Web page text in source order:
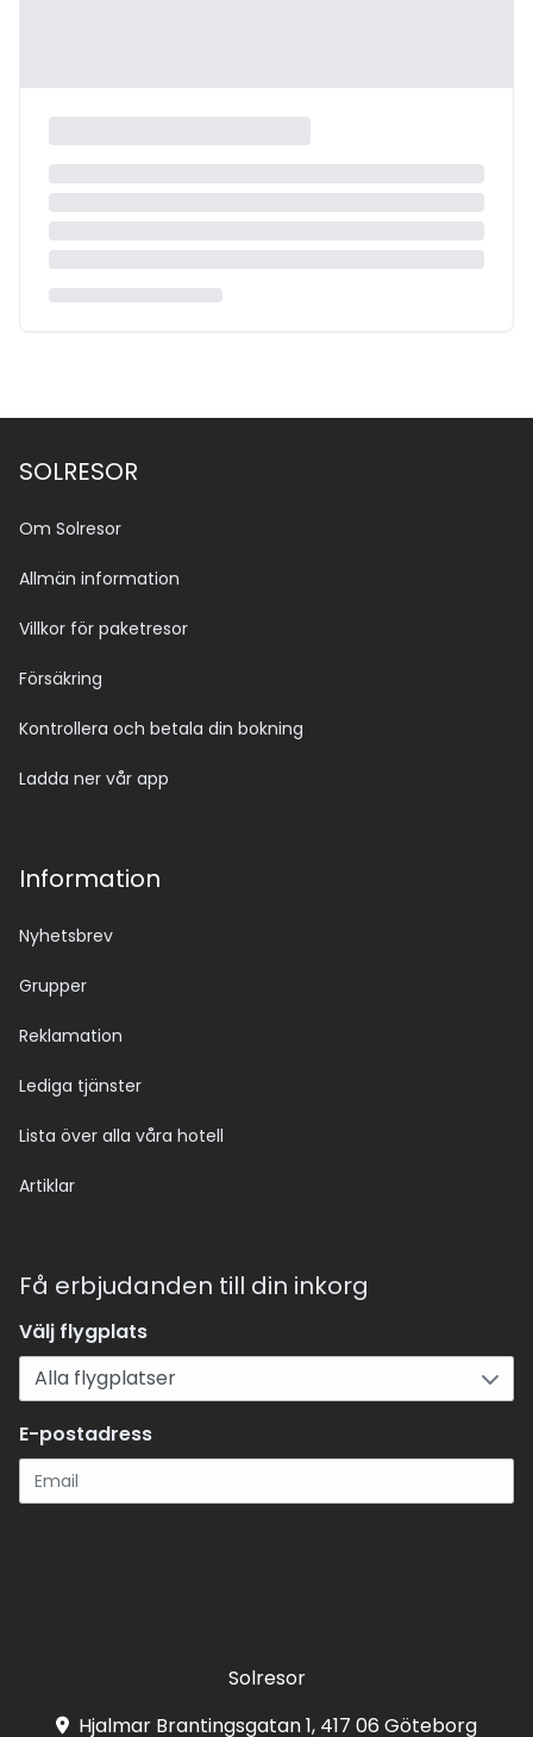
SOLRESOR
Om Solresor
Allmän information
Villkor för paketresor
Försäkring
Kontrollera och betala din bokning
Ladda ner vår app
Information
Nyhetsbrev
Grupper
Reklamation
Lediga tjänster
Lista över alla våra hotell
Artiklar
Få erbjudanden till din inkorg
Välj flygplats
E-postadress
Solresor
Hjalmar Brantingsgatan 1, 417 06 Göteborg